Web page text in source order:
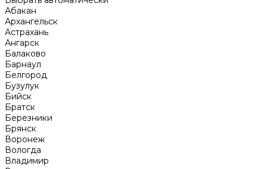
Абакан
Архангельск
Астрахань
Ангарск
Балаково
Барнаул
Белгород
Бузулук
Бийск
Братск
Березники
Брянск
Воронеж
Вологда
Владимир